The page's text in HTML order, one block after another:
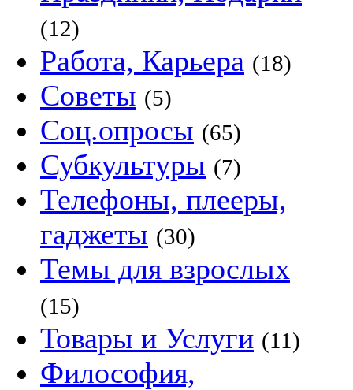
(12)
Работа, Карьера (18)
Советы (5)
Соц.опросы (65)
Субкультуры (7)
Телефоны, плееры,
гаджеты (30)
Темы для взрослых
(15)
Товары и Услуги (11)
Философия,